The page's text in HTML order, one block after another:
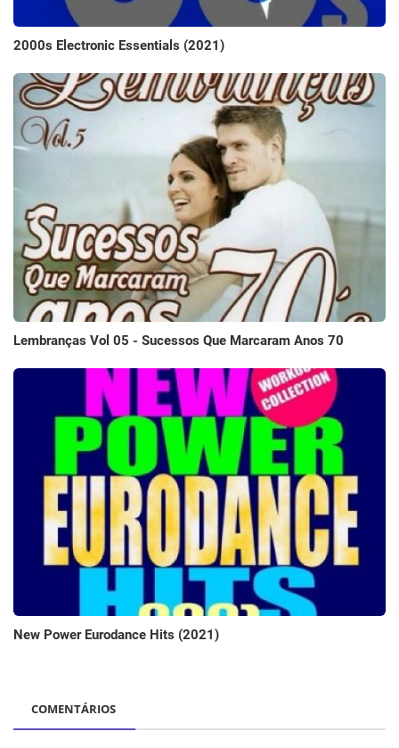
2000s Electronic Essentials (2021)
Lembranças Vol 05 - Sucessos Que Marcaram Anos 70
New Power Eurodance Hits (2021)
COMENTÁRIOS